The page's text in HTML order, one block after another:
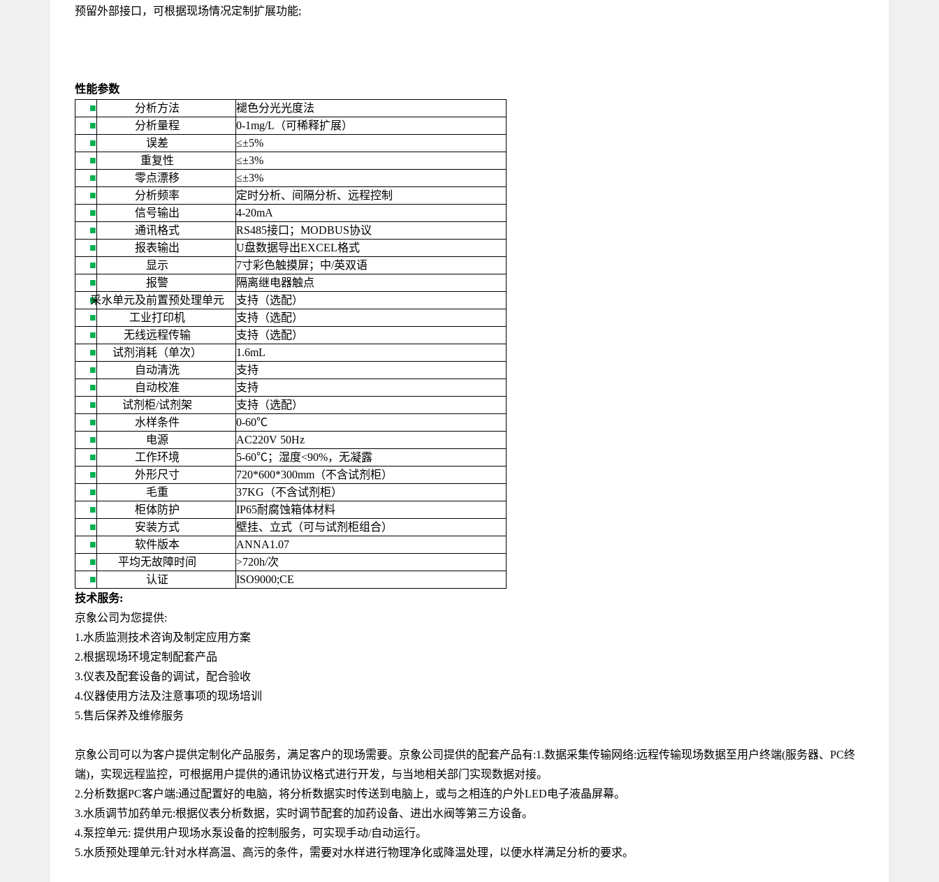
预留外部接口，可根据现场情况定制扩展功能;
性能参数
■
分析方法
褪色分光光度法
■
分析量程 0-1mg/L （可稀释扩展）
■
误差 ≤±5%
■
重复性 ≤±3%
■
零点漂移 ≤±3%
■
分析频率
定时分析、间隔分析、远程控制
■
信号输出
4-20mA
■
通讯格式 RS485接口； MODBUS协议
■
报表输出 U盘数据导出EXCEL格式
■
显示 7寸彩色触摸屏；中/英双语
■
报警
隔离继电器触点
■
采水单元及前置预处理单元
支持（选配）
■
工业打印机
支持（选配）
■
无线远程传输
支持（选配）
■
试剂消耗（单次）
1.6mL
■
自动清洗
支持
■
自动校准
支持
■
试剂柜/试剂架
支持（选配）
■
水样条件 0-60℃
■
电源
AC220V 50Hz
■
工作环境 5-60℃；湿度<90%，无凝露
■
外形尺寸 720*600*300mm （不含试剂柜）
■
毛重 37KG （不含试剂柜）
■
柜体防护 IP65耐腐蚀箱体材料
■
安装方式
壁挂、立式（可与试剂柜组合）
■
软件版本
ANNA1.07
■
平均无故障时间 >720h/次
■
认证
ISO9000;CE
技术服务:
京象公司为您提供:
1.水质监测技术咨询及制定应用方案
2.根据现场环境定制配套产品
3.仪表及配套设备的调试，配合验收
4.仪器使用方法及注意事项的现场培训
5.售后保养及维修服务
京象公司可以为客户提供定制化产品服务，满足客户的现场需要。京象公司提供的配套产品有:1.数据采集传输网络:远程传输现场数据至用户终端(服务器、 PC终
端)，实现远程监控，可根据用户提供的通讯协议格式进行开发，与当地相关部门实现数据对接。
2.分析数据PC客户端:通过配置好的电脑，将分析数据实时传送到电脑上，或与之相连的户外LED电子液晶屏幕。
3.水质调节加药单元:根据仪表分析数据，实时调节配套的加药设备、进出水阀等第三方设备。
4.泵控单元: 提供用户现场水泵设备的控制服务，可实现手动/自动运行。
5.水质预处理单元:针对水样高温、高污的条件，需要对水样进行物理净化或降温处理，以便水样满足分析的要求。